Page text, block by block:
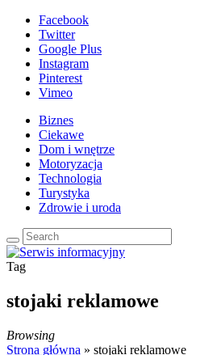
Facebook
Twitter
Google Plus
Instagram
Pinterest
Vimeo
Biznes
Ciekawe
Dom i wnętrze
Motoryzacja
Technologia
Turystyka
Zdrowie i uroda
Tag
stojaki reklamowe
Browsing
Strona główna » stojaki reklamowe